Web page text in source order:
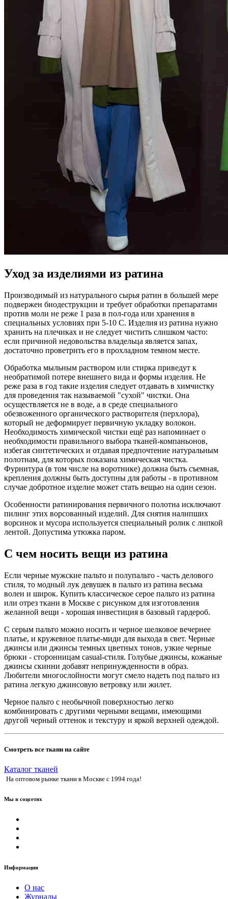
Уход за изделиями из ратина
Производимый из натурального сырья ратин в большей мере
подвержен биодеструкции и требует обработки препаратами
против моли не реже 1 раза в пол-года или хранения в
специальных условиях при 5-10 С. Изделия из ратина нужно
хранить на плечиках и не следует чистить слишком часто:
если причиной недовольства владельца является запах,
достаточно проветрить его в прохладном темном месте.
Обработка мыльным раствором или стирка приведут к
необратимой потере внешнего вида и формы изделия. Не
реже раза в год такие изделия следует отдавать в химчистку
для проведения так называемой "сухой" чистки. Она
осуществляется не в воде, а в среде специального
обезвоженного органического растворителя (перхлора),
который не деформирует первичную укладку волокон.
Необходимость химической чистки ещё раз напоминает о
необходимости правильного выбора тканей-компаньонов,
избегая синтетических и отдавая предпочтение натуральным
полотнам, для которых показана химическая чистка.
Фурнитура (в том числе на воротнике) должна быть съемная,
крепления должны быть доступны для работы - в противном
случае добротное изделие может стать вещью на один сезон.
Особенности ратинирования первичного полотна исключают
пилинг этих ворсованный изделий. Для снятия налипших
ворсинок и мусора используется специальный ролик с липкой
лентой. Допустима утюжка паром.
C чем носить вещи из ратина
Если черные мужские пальто и полупальто - часть делового
стиля, то модный лук девушек в пальто из ратина весьма
волен и широк. Купить классическое серое пальто из ратина
или отрез ткани в Москве с рисунком для изготовления
желанной вещи - хорошая инвестиция в базовый гардероб.
С серым пальто можно носить и черное шелковое вечернее
платье, и кружевное платье-миди для выхода в свет. Черные
джинсы или джинсы темных цветных тонов, узкие черные
брюки - сторонницам casual-стиля. Голубые джинсы, кожаные
джинсы скинни добавят непринужденности в образ.
Любители многослойности могут смело надеть под пальто из
ратина легкую джинсовую ветровку или жилет.
Черное пальто с необычной поверхностью легко
комбинировать с другими черными вещами, имеющими
другой черный оттенок и текстуру и яркой верхней одеждой.
Смотреть все ткани на сайте
Каталог тканей
На оптовом рынке ткани в Москве с 1994 года!
Мы в соцсетях
Информация
О нас
Журналы